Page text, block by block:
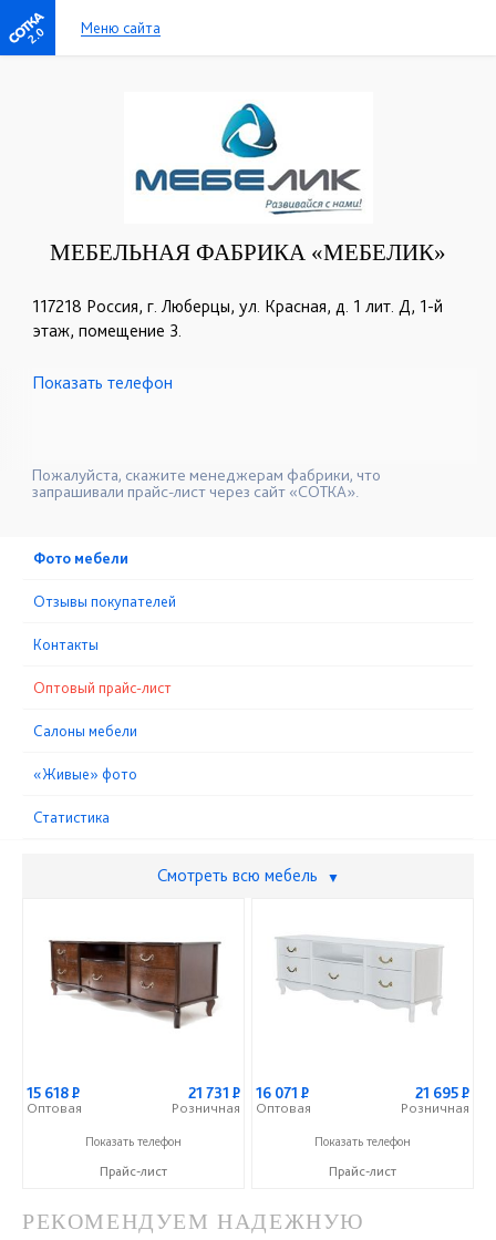
2.0 Меню сайта
МЕБЕЛЬНАЯ ФАБРИКА «МЕБЕЛИК»
117218 Россия, г. Люберцы, ул. Красная, д. 1 лит. Д, 1-й
этаж, помещение 3.
☎+7 (499) 124-00-33
Показать телефон
Пожалуйста, скажите менеджерам фабрики, что
запрашивали прайс-лист через сайт «СОТКА».
Фото мебели
Отзывы покупателей
Контакты
Оптовый прайс-лист
Cалоны мебели
«Живые» фото
Статистика
Смотреть всю мебель ▼
15 618Р
Оптовая
21 731 Р
Розничная
+7 (499) 124-00-33
Показать телефон
Прайс-лист
16 071 Р
Оптовая
21 695Р
Розничная
+7 (499) 124-00-33
Показать телефон
Прайс-лист
РЕКОМЕНДУЕМ НАДЕЖНУЮ